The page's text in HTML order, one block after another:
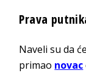
Prava
Naveli su da
primao novac